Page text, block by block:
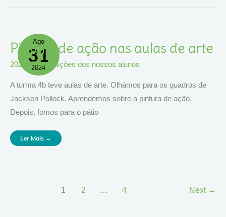
Ago
31
2024
Pintura de ação nas aulas de arte
2024 Contribuições dos nossos alunos
A turma 4b teve aulas de arte. Olhámos para os quadros de
Jackson Pollock. Aprendemos sobre a pintura de ação.
Depois, fomos para o pátio
Pintura
De
Ação
Nas
Aulas
De
Arte
Ler Mais →
1 2 … 4 Next →